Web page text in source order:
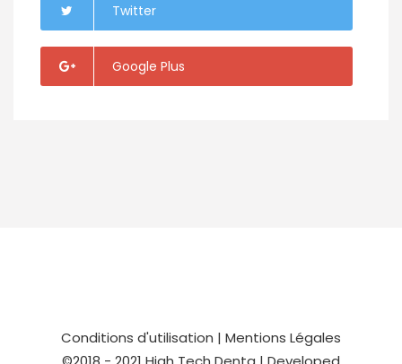
Twitter
Google Plus
Conditions d'utilisation | Mentions Légales